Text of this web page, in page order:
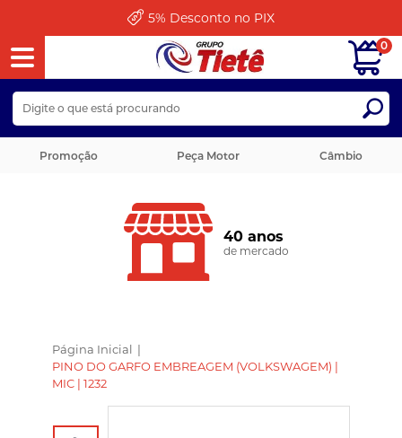
5% Desconto no PIX
Promoção Peça Motor Câmbio
0
40 anos
de mercado
Página Inicial |
PINO DO GARFO EMBREAGEM (VOLKSWAGEM) |
MIC | 1232